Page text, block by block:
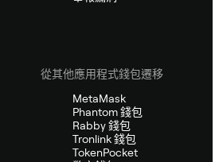
從其他應用程式錢包遷移
MetaMask
Phantom 錢包
Rabby 錢包
Tronlink 錢包
TokenPocket